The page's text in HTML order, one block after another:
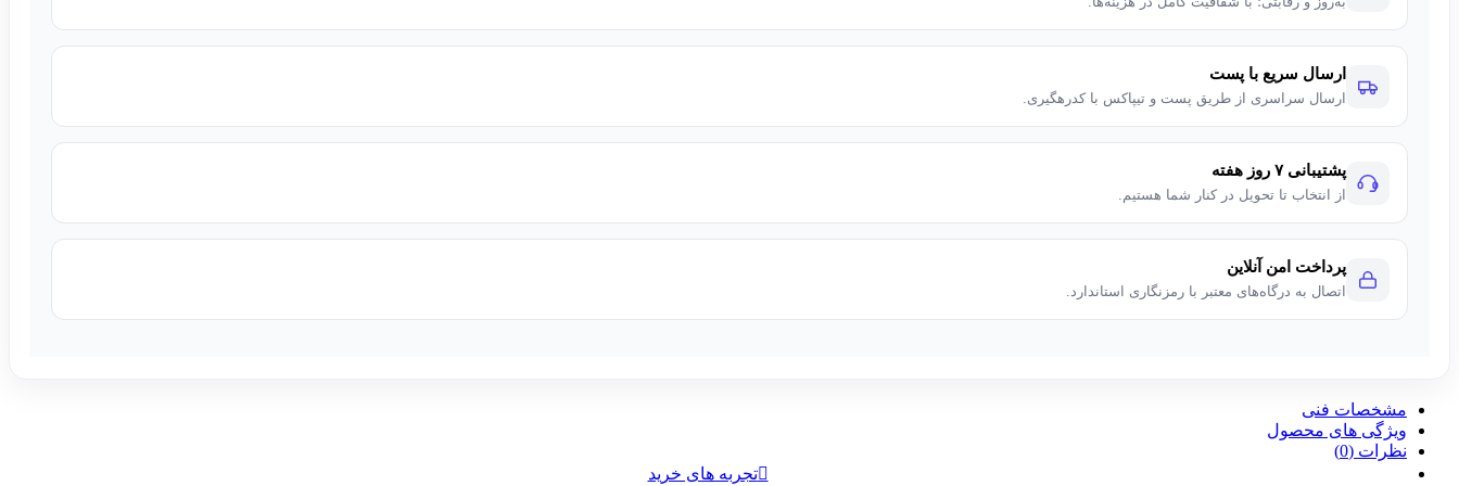
ارسال سریع با پست
ارسال سراسری از طریق پست و تیپاکس با کدرهگیری.
پشتیبانی ۷ روز هفته
از انتخاب تا تحویل در کنار شما هستیم.
پرداخت امن آنلاین
اتصال به درگاه‌های معتبر با رمزنگاری استاندارد.
مشخصات فنی
ویژگی های محصول
نظرات (0)
تجربه های خرید